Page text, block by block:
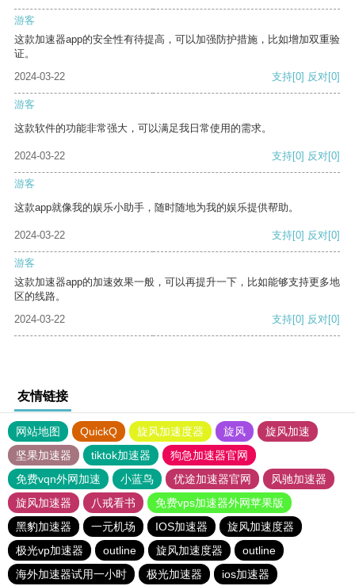
游客
这款加速器app的安全性有待提高，可以加强防护措施，比如增加双重验
证。
2024-03-22
支持[0] 反对[0]
游客
这款软件的功能非常强大，可以满足我日常使用的需求。
2024-03-22 支持[0] 反对[0]
游客
这款app就像我的娱乐小助手，随时随地为我的娱乐提供帮助。
2024-03-22 支持[0] 反对[0]
游客
这款加速器app的加速效果一般，可以再提升一下，比如能够支持更多地
区的线路。
2024-03-22
支持[0] 反对[0]
友情链接
网站地图 QuickQ 旋风加速度器 旋风
旋风加速
坚果加速器
tiktok加速器
狗急加速器官网
免费vqn外网加速
小蓝鸟 优途加速器官网
风驰加速器
旋风加速器
八戒看书
免费vps加速器外网苹果版
黑豹加速器
一元机场 IOS加速器
旋风加速度器
极光vp加速器
outline 旋风加速度器
outline
海外加速器试用一小时
极光加速器 ios加速器